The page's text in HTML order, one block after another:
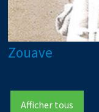
Zouave
Afficher tous